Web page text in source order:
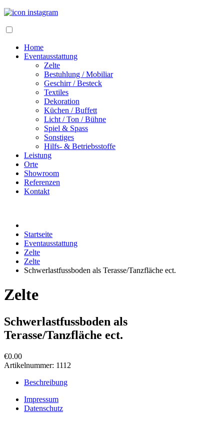
Home
Eventausstattung
Zelte
Bestuhlung / Mobiliar
Geschirr / Besteck
Textiles
Dekoration
Küchen / Buffett
Licht / Ton / Bühne
Spiel & Spass
Sonstiges
Hilfs- & Betriebsstoffe
Leistung
Orte
Showroom
Referenzen
Kontakt
Startseite
Eventausstattung
Zelte
Zelte
Schwerlastfussboden als Terasse/Tanzfläche ect.
Zelte
Schwerlastfussboden als
Terasse/Tanzfläche ect.
€0.00
Artikelnummer: 1112
Beschreibung
Impressum
Datenschutz